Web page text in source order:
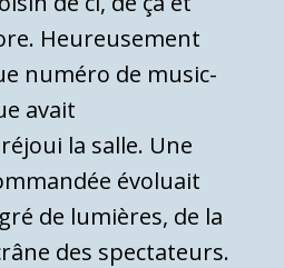
Heureusement
numéro de music-
avait
la salle. Une
évoluait
de lumières, de la
des spectateurs.